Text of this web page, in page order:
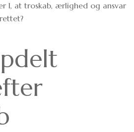
I, at troskab, ærlighed og ansvar